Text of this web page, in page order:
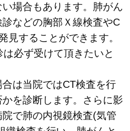
場合もあります。肺がん
などの胸部Ｘ線検査やC
見することができます。
必ず受けて頂きたいと
は当院ではCT検査を行
を診断します。さらに影
で肺の内視鏡検査(気管